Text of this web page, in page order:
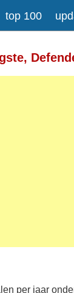
top 100
per jaar
Meer